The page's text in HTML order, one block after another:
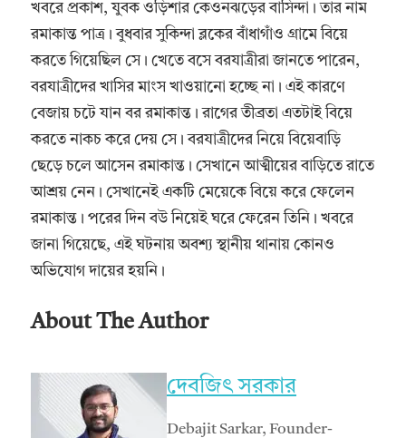
খবরে প্রকাশ, যুবক ওড়িশার কেওনঝড়ের বাসিন্দা। তার নাম
রমাকান্ত পাত্র। বুধবার সুকিন্দা ব্লকের বাঁধাগাঁও গ্রামে বিয়ে
করতে গিয়েছিল সে। খেতে বসে বরযাত্রীরা জানতে পারেন,
বরযাত্রীদের খাসির মাংস খাওয়ানো হচ্ছে না। এই কারণে
বেজায় চটে যান বর রমাকান্ত। রাগের তীব্রতা এতটাই বিয়ে
করতে নাকচ করে দেয় সে। বরযাত্রীদের নিয়ে বিয়েবাড়ি
ছেড়ে চলে আসেন রমাকান্ত। সেখানে আত্মীয়ের বাড়িতে রাতে
আশ্রয় নেন। সেখানেই একটি মেয়েকে বিয়ে করে ফেলেন
রমাকান্ত। পরের দিন বউ নিয়েই ঘরে ফেরেন তিনি। খবরে
জানা গিয়েছে, এই ঘটনায় অবশ্য স্থানীয় থানায় কোনও
অভিযোগ দায়ের হয়নি।
About The Author
দেবজিৎ সরকার
Debajit Sarkar, Founder-